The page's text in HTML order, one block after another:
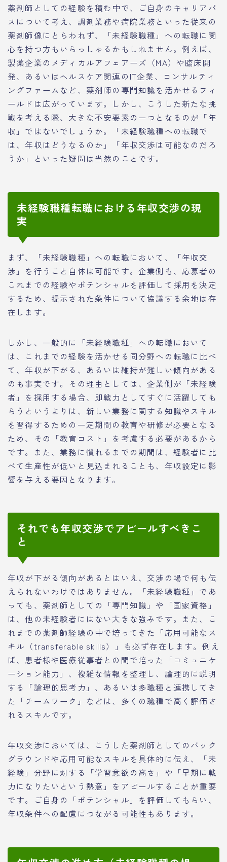
薬剤師としての経験を積む中で、ご自身のキャリアパ
スについて考え、調剤業務や病院業務といった従来の
薬剤師像にとらわれず、「未経験職種」への転職に関
心を持つ方もいらっしゃるかもしれません。例えば、
製薬企業のメディカルアフェアーズ（MA）や臨床開
発、あるいはヘルスケア関連のIT企業、コンサルティ
ングファームなど、薬剤師の専門知識を活かせるフィ
ールドは広がっています。しかし、こうした新たな挑
戦を考える際、大きな不安要素の一つとなるのが「年
収」ではないでしょうか。「未経験職種への転職で
は、年収はどうなるのか」「年収交渉は可能なのだろ
うか」といった疑問は当然のことです。
未経験職種転職における年収交渉の現
実
まず、「未経験職種」への転職において、「年収交
渉」を行うこと自体は可能です。企業側も、応募者の
これまでの経験やポテンシャルを評価して採用を決定
するため、提示された条件について協議する余地は存
在します。
しかし、一般的に「未経験職種」への転職において
は、これまでの経験を活かせる同分野への転職に比べ
て、年収が下がる、あるいは維持が難しい傾向がある
のも事実です。その理由としては、企業側が「未経験
者」を採用する場合、即戦力としてすぐに活躍しても
らうというよりは、新しい業務に関する知識やスキル
を習得するための一定期間の教育や研修が必要となる
ため、その「教育コスト」を考慮する必要があるから
です。また、業務に慣れるまでの期間は、経験者に比
べて生産性が低いと見込まれることも、年収設定に影
響を与える要因となります。
それでも年収交渉でアピールすべきこ
と
年収が下がる傾向があるとはいえ、交渉の場で何も伝
えられないわけではありません。「未経験職種」であ
っても、薬剤師としての「専門知識」や「国家資格」
は、他の未経験者にはない大きな強みです。また、こ
れまでの薬剤師経験の中で培ってきた「応用可能なス
キル（transferable skills）」も必ず存在します。例え
ば、患者様や医療従事者との間で培った「コミュニケ
ーション能力」、複雑な情報を整理し、論理的に説明
する「論理的思考力」、あるいは多職種と連携してき
た「チームワーク」などは、多くの職種で高く評価さ
れるスキルです。
年収交渉においては、こうした薬剤師としてのバック
グラウンドや応用可能なスキルを具体的に伝え、「未
経験」分野に対する「学習意欲の高さ」や「早期に戦
力になりたいという熱意」をアピールすることが重要
です。ご自身の「ポテンシャル」を評価してもらい、
年収条件への配慮につながる可能性もあります。